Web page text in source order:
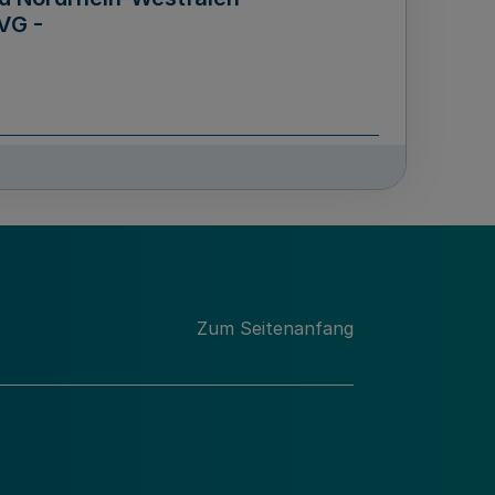
-
Männern für das Land
Zum Seitenanfang